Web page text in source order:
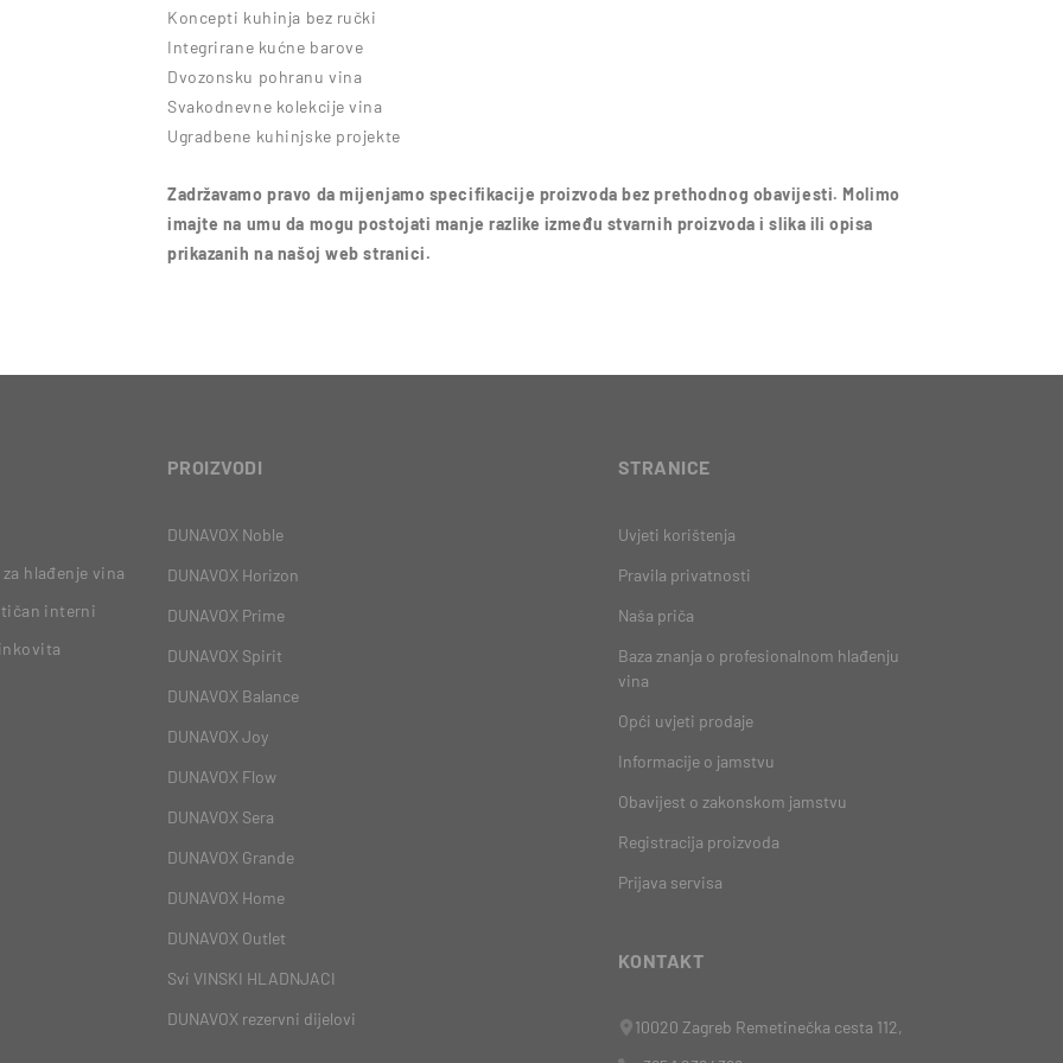
Koncepti kuhinja bez ručki
Integrirane kućne barove
Dvozonsku pohranu vina
Svakodnevne kolekcije vina
Ugradbene kuhinjske projekte
Zadržavamo pravo da mijenjamo specifikacije proizvoda bez prethodnog obavijesti. Molimo
imajte na umu da mogu postojati manje razlike između stvarnih proizvoda i slika ili opisa
prikazanih na našoj web stranici.
hlađenje vina
interni
PROIZVODI
DUNAVOX Noble
DUNAVOX Horizon
DUNAVOX Prime
DUNAVOX Spirit
DUNAVOX Balance
DUNAVOX Joy
DUNAVOX Flow
DUNAVOX Sera
DUNAVOX Grande
DUNAVOX Home
DUNAVOX Outlet
Svi VINSKI HLADNJACI
DUNAVOX rezervni dijelovi
STRANICE
Uvjeti korištenja
Pravila privatnosti
Naša priča
Baza znanja o profesionalnom hlađenju
vina
Opći uvjeti prodaje
Informacije o jamstvu
Obavijest o zakonskom jamstvu
Registracija proizvoda
Prijava servisa
KONTAKT
10020 Zagreb Remetinečka cesta 112,